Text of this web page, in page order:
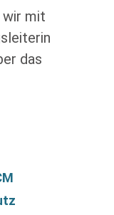
wir mit
das